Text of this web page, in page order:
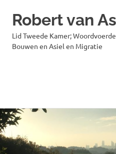
Ga
naar
de
inhoud
Robert van
Lid Tweede Kamer;
Bouwen en Asiel en Migratie